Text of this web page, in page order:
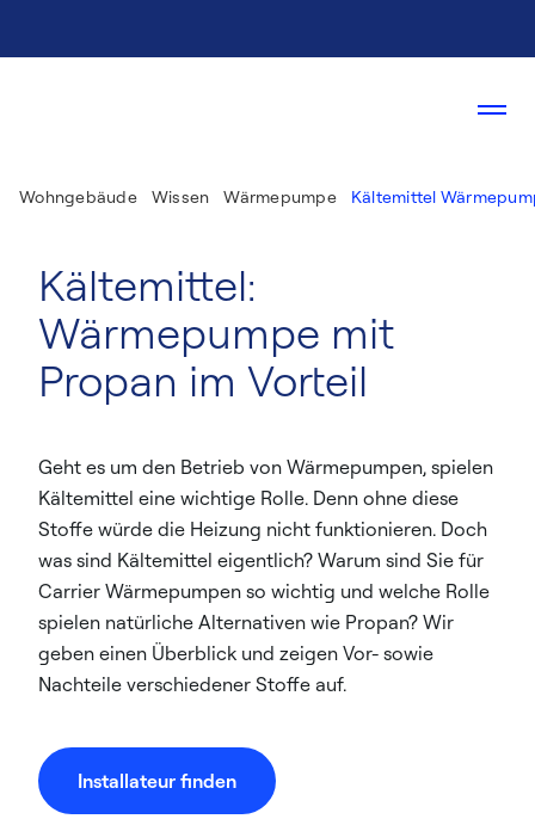
Wohngebäude Wissen Wärmepumpe Kältemittel
Kältemittel:
Wärmepumpe mit
Propan im Vorteil
Geht es um den Betrieb von Wärmepumpen, spielen
Kältemittel eine wichtige Rolle. Denn ohne diese
Stoffe würde die Heizung nicht funktionieren. Doch
was sind Kältemittel eigentlich? Warum sind Sie für
Carrier Wärmepumpen so wichtig und welche Rolle
spielen natürliche Alternativen wie Propan? Wir
geben einen Überblick und zeigen Vor- sowie
Nachteile verschiedener Stoffe auf.
Installateur finden